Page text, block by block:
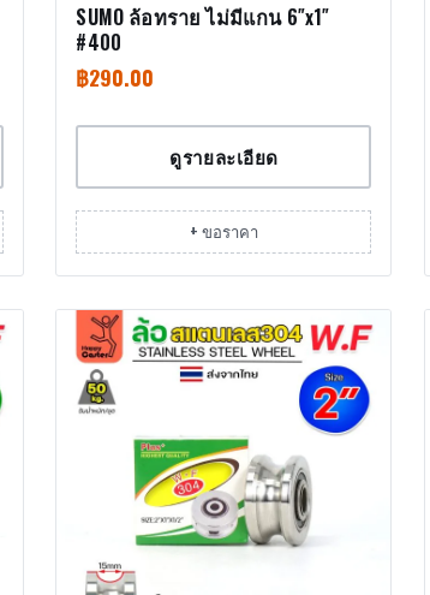
SUMO ล้อทราย ไม่มีแกน 6″x1″
#400
฿290.00
ดูรายละเอียด
+ ขอราคา